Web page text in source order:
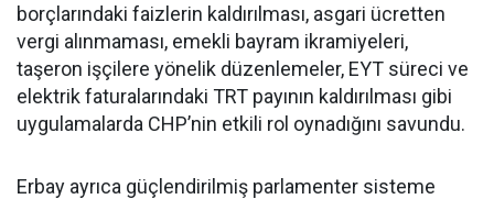
borçlarındaki faizlerin kaldırılması, asgari ücretten
vergi alınmaması, emekli bayram ikramiyeleri,
taşeron işçilere yönelik düzenlemeler, EYT süreci ve
elektrik faturalarındaki TRT payının kaldırılması gibi
uygulamalarda CHP’nin etkili rol oynadığını savundu.
Erbay ayrıca güçlendirilmiş parlamenter sisteme